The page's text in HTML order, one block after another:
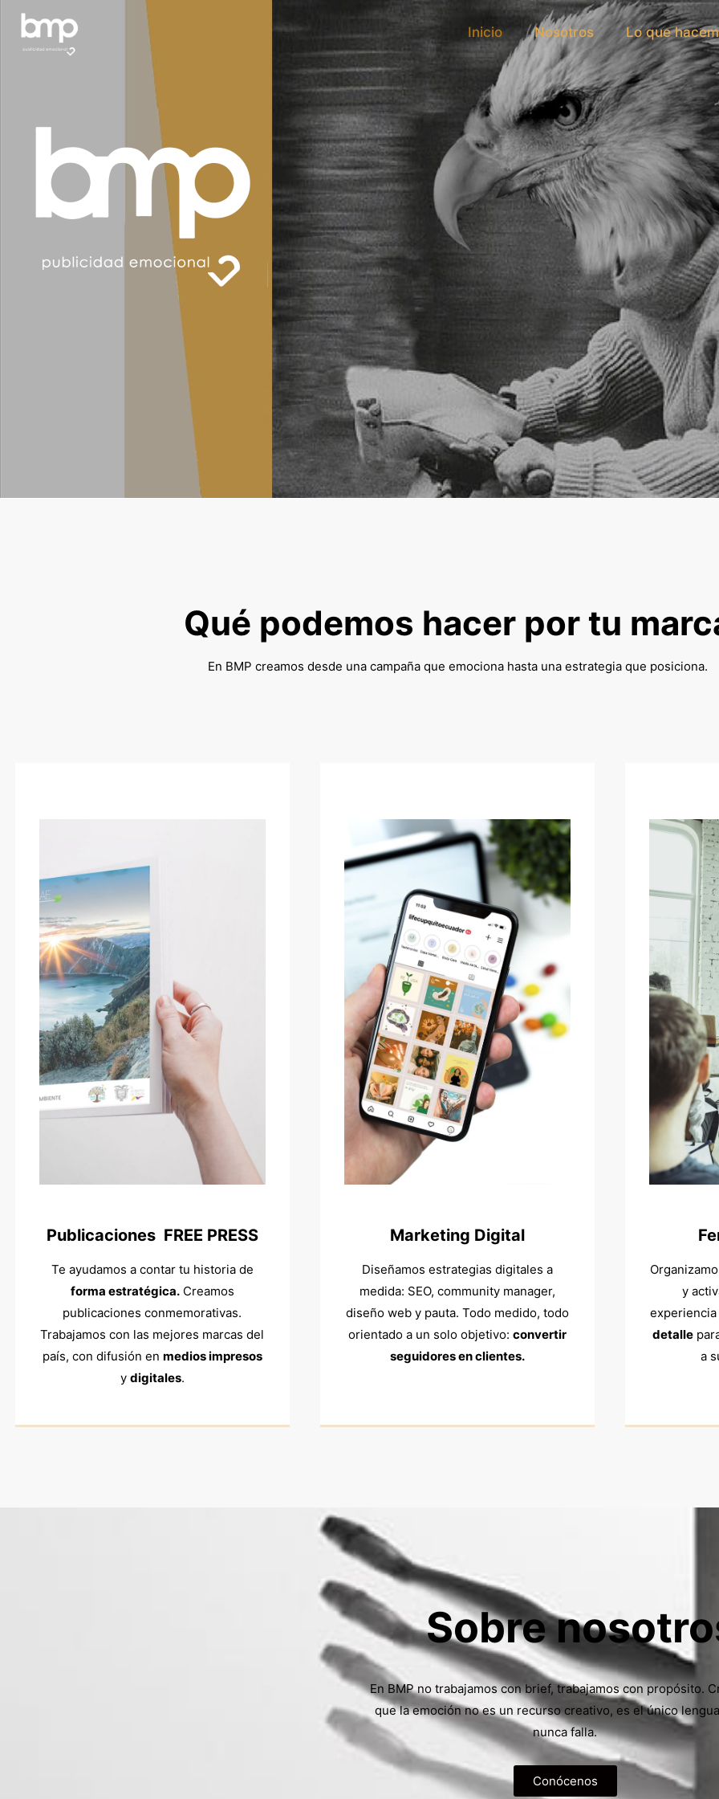
Inicio Nosotros Lo que
Qué podemos hacer por tu
En BMP creamos desde una campaña que emociona hasta una estrategia que posiciona.
Publicaciones FREE PRESS
Te ayudamos a contar tu historia de
forma estratégica.Creamos
publicaciones conmemorativas.
Trabajamos con las mejores marcas del
país, con difusión en medios impresos
y digitales.
Marketing Digital
Diseñamos estrategias digitales a
medida: SEO, community manager,
diseño web y pauta. Todo medido, todo
orientado a un solo objetivo: convertir
seguidores en clientes.
y
detalle
a
Sobre
En BMP no trabajamos con brief, trabajamos con propósito.
que la emoción no es un recurso creativo, es el único
nunca falla.
Conócenos